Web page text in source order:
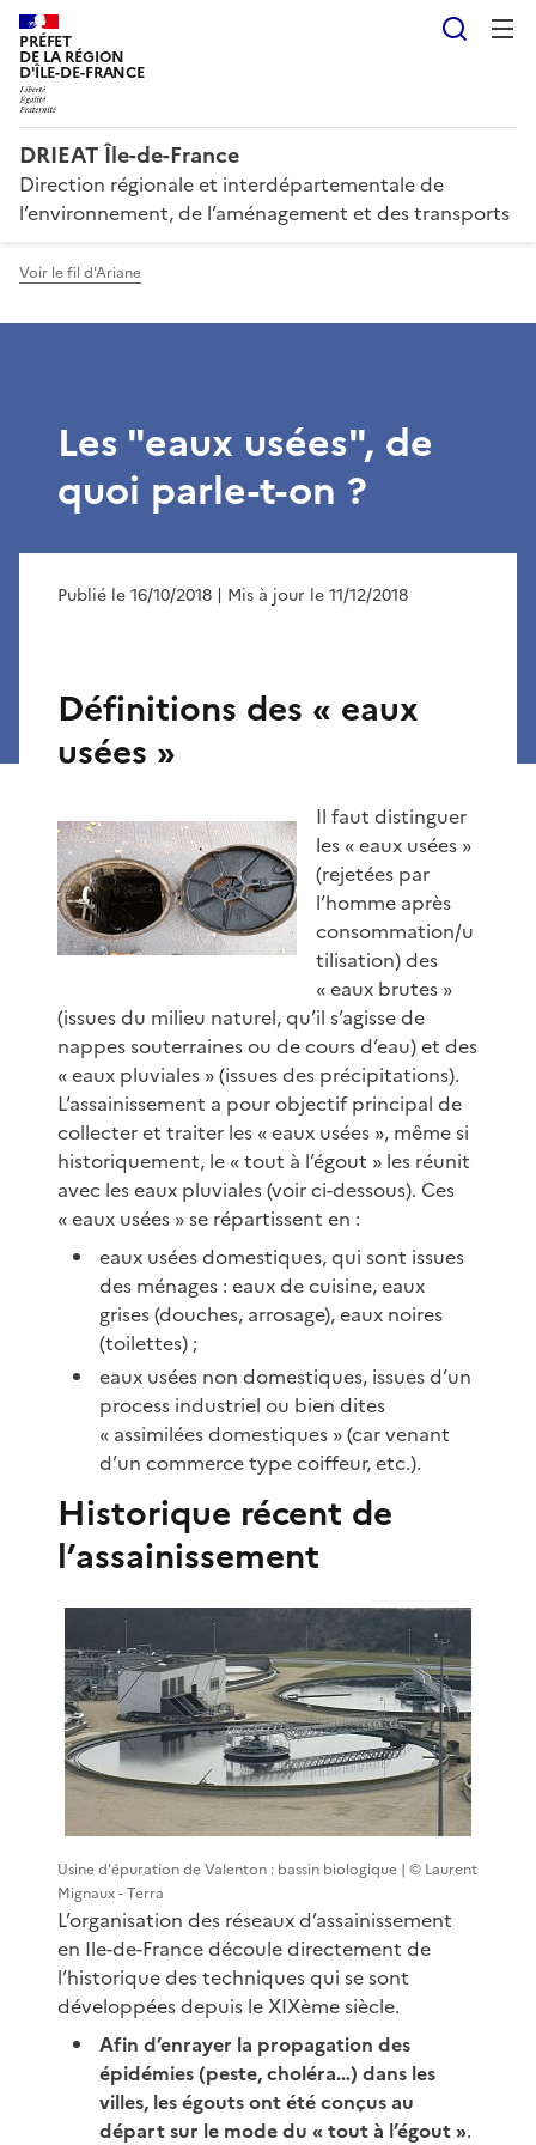
PRÉFET
DE LA RÉGION
D'ÎLE-DE-FRANCE
DRIEAT Île-de-France
Direction régionale et interdépartementale de
l’environnement, de l’aménagement et des transports
Voir le fil d'Ariane
Les "eaux usées", de
quoi parle-t-on ?
Publié le 16/10/2018 | Mis à jour le 11/12/2018
Définitions des « eaux
usées »
Il faut distinguer
les « eaux usées »
(rejetées par
l’homme après
consommation/u
tilisation) des
« eaux brutes »
(issues du milieu naturel, qu’il s’agisse de
nappes souterraines ou de cours d’eau) et des
« eaux pluviales » (issues des précipitations).
L’assainissement a pour objectif principal de
collecter et traiter les « eaux usées », même si
historiquement, le « tout à l’égout » les réunit
avec les eaux pluviales (voir ci-dessous). Ces
« eaux usées » se répartissent en :
eaux usées domestiques, qui sont issues
des ménages : eaux de cuisine, eaux
grises (douches, arrosage), eaux noires
(toilettes) ;
eaux usées non domestiques, issues d’un
process industriel ou bien dites
« assimilées domestiques » (car venant
d’un commerce type coiffeur, etc.).
Historique récent de
l’assainissement
Usine d'épuration de Valenton : bassin biologique | © Laurent
Mignaux - Terra
L’organisation des réseaux d’assainissement
en Ile-de-France découle directement de
l’historique des techniques qui se sont
développées depuis le XIXème siècle.
Afin d’enrayer la propagation des
épidémies (peste, choléra…) dans les
villes, les égouts ont été conçus au
départ sur le mode du « tout à l’égout ».